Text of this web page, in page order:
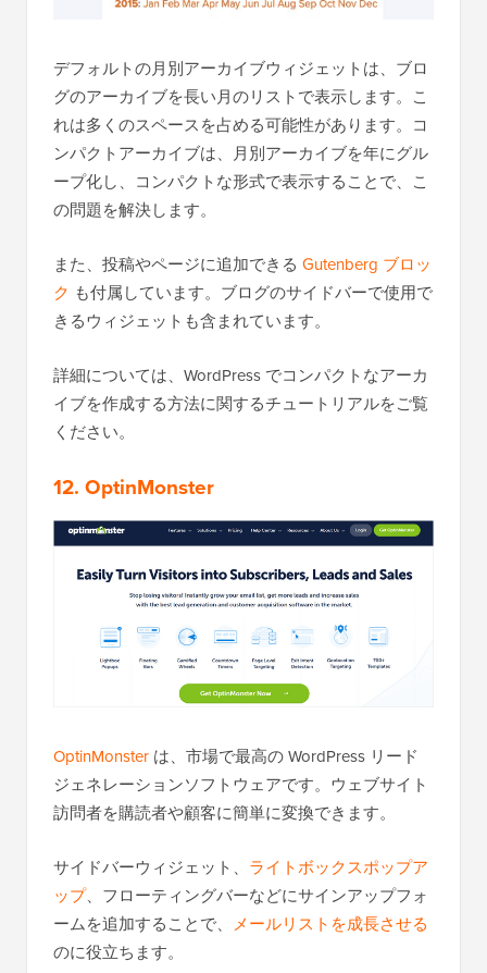
デフォルトの月別アーカイブウィジェットは、ブロ
グのアーカイブを長い月のリストで表示します。こ
れは多くのスペースを占める可能性があります。コ
ンパクトアーカイブは、月別アーカイブを年にグル
ープ化し、コンパクトな形式で表示することで、こ
の問題を解決します。
また、投稿やページに追加できる Gutenberg ブロッ
ク も付属しています。ブログのサイドバーで使用で
きるウィジェットも含まれています。
詳細については、WordPress でコンパクトなアーカ
イブを作成する方法に関するチュートリアルをご覧
ください。
12. OptinMonster
OptinMonster は、市場で最高の WordPress リード
ジェネレーションソフトウェアです。ウェブサイト
訪問者を購読者や顧客に簡単に変換できます。
サイドバーウィジェット、 ライトボックスポップア
ップ、フローティングバーなどにサインアップフォ
ームを追加することで、 メールリストを成長させる
のに役立ちます。